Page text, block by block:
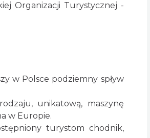
Organizacji Turystycznej -
w Polsce podziemny spływ
unikatową, maszynę
w Europie.
turystom chodnik,